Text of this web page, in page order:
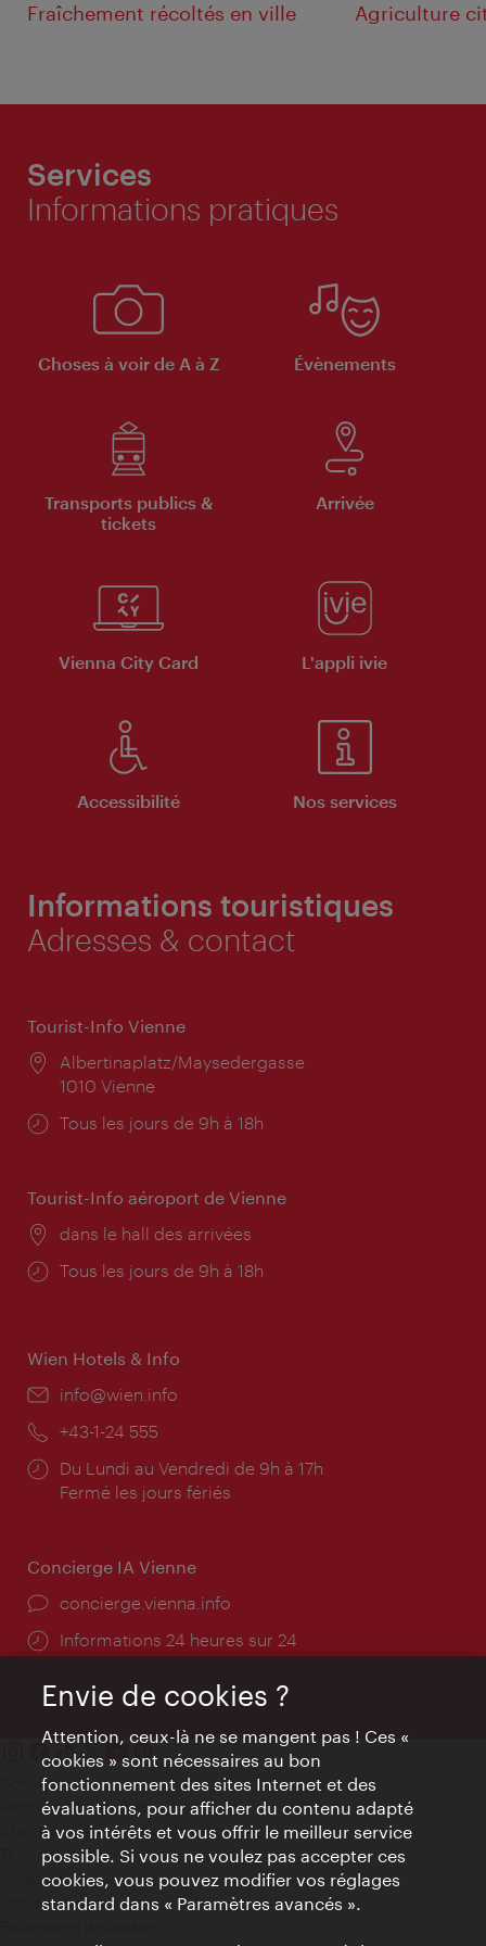
Fraîchement récoltés en ville Agriculture
Services
Informations pratiques
Choses à voir de A à Z Évènements
Transports publics &
tickets
Arrivée
Vienna City Card L'appli ivie
Accessibilité Nos services
Informations touristiques
Adresses & contact
Tourist-Info Vienne
Lieu:
Albertinaplatz/Maysedergasse
1010 Vienne
Horaires
Tous les jours de 9h à 18h
Tourist-Info aéroport de Vienne
Lieu:
dans le hall des arrivées
Horaires
Tous les jours de 9h à 18h
Wien Hotels & Info
E-
info@wien.info
Téléphone:
+43-1-24 555
Horaires
d'ouverture:
Du Lundi au Vendredi de 9h à 17h
Fermé les jours fériés
Concierge IA Vienne
Ort:
concierge.vienna.info
Öffnungszeiten:
Informations 24 heures sur 24
Contact
Mentions obligatoires
Charte sur le respect de la vie privée
Terms of Use
Accessibilité
Contact presse
Envie de cookies ?
Attention, ceux-là ne se mangent pas ! Ces «
cookies » sont nécessaires au bon
fonctionnement des sites Internet et des
évaluations, pour afficher du contenu adapté
à vos intérêts et vous offrir le meilleur service
possible. Si vous ne voulez pas accepter ces
cookies, vous pouvez modifier vos réglages
standard dans « Paramètres avancés ».